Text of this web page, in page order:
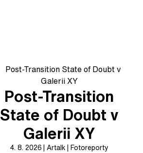
Post-Transition
State of Doubt v
Galerii XY
4. 8. 2026 Artalk Fotoreporty